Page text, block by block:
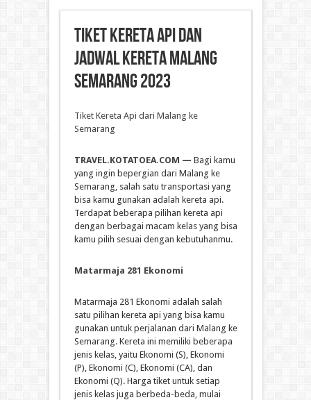
Tiket Kereta Api dan
Jadwal Kereta Malang
Semarang 2023
Tiket Kereta Api dari Malang ke
Semarang
TRAVEL.KOTATOEA.COM — Bagi kamu
yang ingin bepergian dari Malang ke
Semarang, salah satu transportasi yang
bisa kamu gunakan adalah kereta api.
Terdapat beberapa pilihan kereta api
dengan berbagai macam kelas yang bisa
kamu pilih sesuai dengan kebutuhanmu.
Matarmaja 281 Ekonomi
Matarmaja 281 Ekonomi adalah salah
satu pilihan kereta api yang bisa kamu
gunakan untuk perjalanan dari Malang ke
Semarang. Kereta ini memiliki beberapa
jenis kelas, yaitu Ekonomi (S), Ekonomi
(P), Ekonomi (C), Ekonomi (CA), dan
Ekonomi (Q). Harga tiket untuk setiap
jenis kelas juga berbeda-beda, mulai